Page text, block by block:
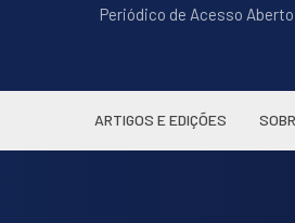
Periódico de Acesso Aberto
ARTIGOS E EDIÇÕES